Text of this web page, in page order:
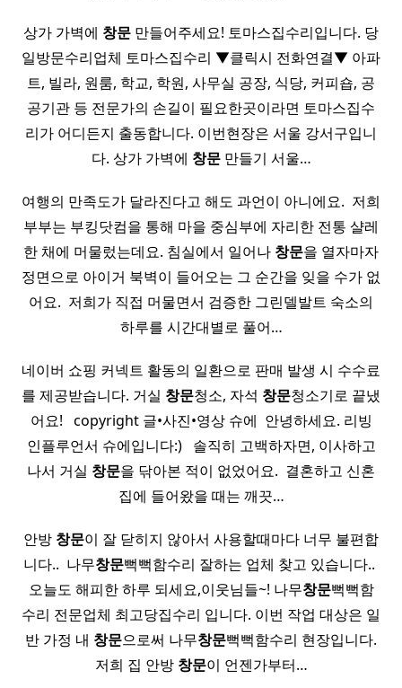
상가 가벽에 창문 만들어주세요! 토마스집수리입니다. 당
일방문수리업체 토마스집수리 ▼클릭시 전화연결▼ 아파
트, 빌라, 원룸, 학교, 학원, 사무실 공장, 식당, 커피숍, 공
공기관 등 전문가의 손길이 필요한곳이라면 토마스집수
리가 어디든지 출동합니다. 이번현장은 서울 강서구입니
다. 상가 가벽에 창문만들기 서울…
여행의 만족도가 달라진다고 해도 과언이 아니에요. ​ 저희
부부는 부킹닷컴을 통해 마을 중심부에 자리한 전통 샬레
한 채에 머물렀는데요. 침실에서 일어나 창문을 열자마자
정면으로 아이거 북벽이 들어오는 그 순간을 잊을 수가 없
어요. ​ 저희가 직접 머물면서 검증한 그린델발트 숙소의
하루를 시간대별로 풀어…
네이버 쇼핑 커넥트 활동의 일환으로 판매 발생 시 수수료
를 제공받습니다. 거실 창문청소, 자석 창문청소기로 끝냈
어요! ​ ​ copyright 글•사진•영상 슈에 ​ 안녕하세요. 리빙
인플루언서 슈에입니다:) ​ ​ 솔직히 고백하자면, 이사하고
나서 거실 창문을 닦아본 적이 없었어요. ​ 결혼하고 신혼
집에 들어왔을 때는 깨끗…
안방 창문이 잘 닫히지 않아서 사용할때마다 너무 불편합
니다.. ​ 나무창문뻑뻑함수리 잘하는 업체 찾고 있습니다.. ​
오늘도 해피한 하루 되세요,이웃님들~! 나무창문뻑뻑함
수리 전문업체 최고당집수리 입니다. 이번 작업 대상은 일
반 가정 내 창문으로써 나무창문뻑뻑함수리 현장입니다.
저희 집 안방 창문이 언젠가부터…